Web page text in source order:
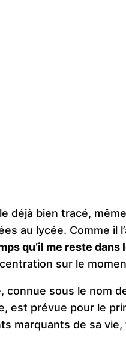
déjà bien tracé,
au lycée. Comme il
qu’il me reste dans
sur le
connue sous le nom
est prévue pour le
marquants de sa